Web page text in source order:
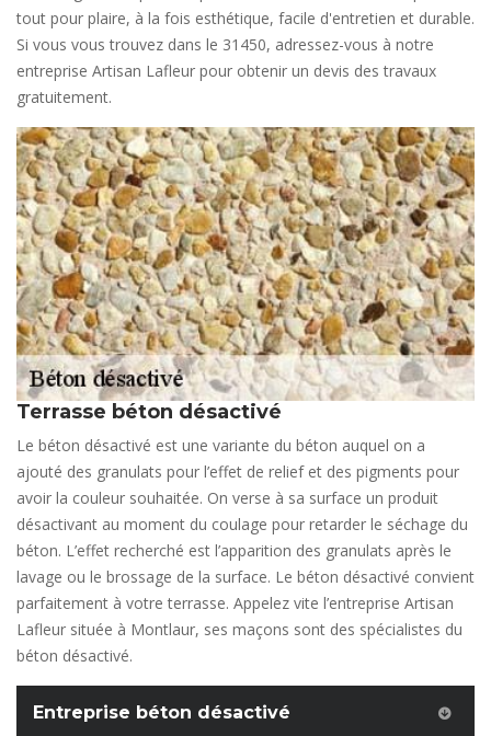
tout pour plaire, à la fois esthétique, facile d'entretien et durable.
Si vous vous trouvez dans le 31450, adressez-vous à notre
entreprise Artisan Lafleur pour obtenir un devis des travaux
gratuitement.
Terrasse béton désactivé
Le béton désactivé est une variante du béton auquel on a
ajouté des granulats pour l’effet de relief et des pigments pour
avoir la couleur souhaitée. On verse à sa surface un produit
désactivant au moment du coulage pour retarder le séchage du
béton. L’effet recherché est l’apparition des granulats après le
lavage ou le brossage de la surface. Le béton désactivé convient
parfaitement à votre terrasse. Appelez vite l’entreprise Artisan
Lafleur située à Montlaur, ses maçons sont des spécialistes du
béton désactivé.
Entreprise béton désactivé